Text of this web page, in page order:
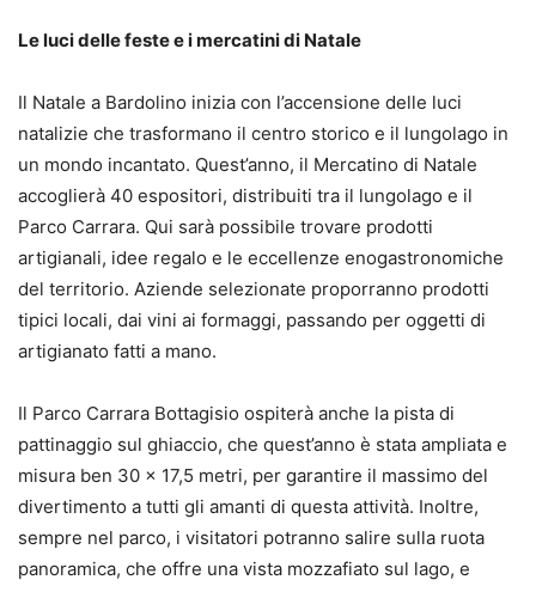
Le luci delle feste e i mercatini di Natale
Il Natale a Bardolino inizia con l’accensione delle luci
natalizie che trasformano il centro storico e il lungolago in
un mondo incantato. Quest’anno, il Mercatino di Natale
accoglierà 40 espositori, distribuiti tra il lungolago e il
Parco Carrara. Qui sarà possibile trovare prodotti
artigianali, idee regalo e le eccellenze enogastronomiche
del territorio. Aziende selezionate proporranno prodotti
tipici locali, dai vini ai formaggi, passando per oggetti di
artigianato fatti a mano.
Il Parco Carrara Bottagisio ospiterà anche la pista di
pattinaggio sul ghiaccio, che quest’anno è stata ampliata e
misura ben 30 x 17,5 metri, per garantire il massimo del
divertimento a tutti gli amanti di questa attività. Inoltre,
sempre nel parco, i visitatori potranno salire sulla ruota
panoramica, che offre una vista mozzafiato sul lago, e